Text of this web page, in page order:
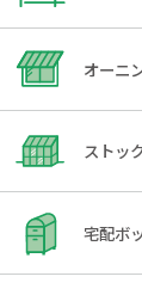
オーニ
ストッ
宅配ボ